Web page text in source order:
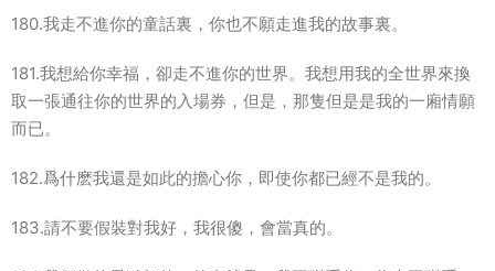
180.我走不進你的童話裏，你也不願走進我的故事裏。
181.我想給你幸福，卻走不進你的世界。我想用我的全世界來換
取一張通往你的世界的入場券，但是，那隻但是是我的一廂情願
而已。
182.爲什麽我還是如此的擔心你，即使你都已經不是我的。
183.請不要假裝對我好，我很傻，會當真的。